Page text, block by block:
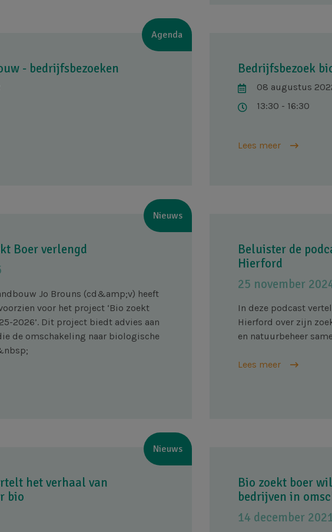
Agenda
- bedrijfsbezoeken Bedrijfsbezoek
08 augustus
13:30 - 16:30
Lees meer
Nieuws
Boer verlengd
Jo Brouns (cd&amp;v) heeft
voor het project ‘Bio zoekt
2026’. Dit project biedt advies aan
de omschakeling naar biologische
Beluister de
Hierford
25 november
In deze podcast
Hierford over zijn
en natuurbeheer
Lees meer
Nieuws
het verhaal van
bio
Bio zoekt boer
bedrijven in
14 december